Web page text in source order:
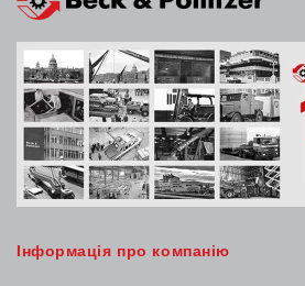
Інформація про компанію